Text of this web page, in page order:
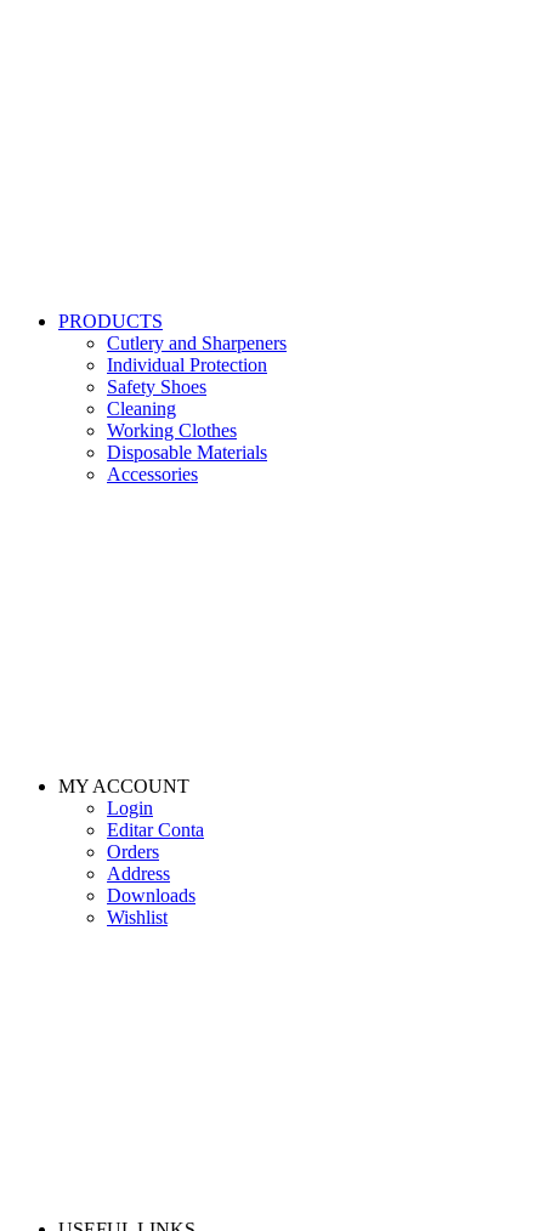
PRODUCTS
Cutlery and Sharpeners
Individual Protection
Safety Shoes
Cleaning
Working Clothes
Disposable Materials
Accessories
MY ACCOUNT
Login
Editar Conta
Orders
Address
Downloads
Wishlist